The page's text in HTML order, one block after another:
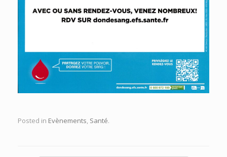
Posted in Evènements, Santé.